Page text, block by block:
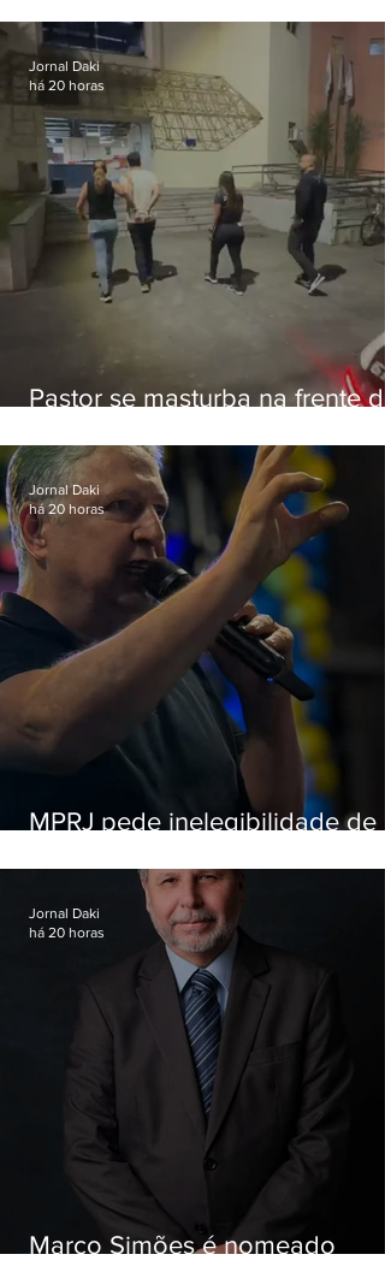
Botafogo
Pastor se masturba na frente de
Jornal Daki
há 20 horas
MPRJ pede inelegibilidade de
Jornal Daki
há 20 horas
Marco Simões é nomeado
Jornal Daki
há 20 horas